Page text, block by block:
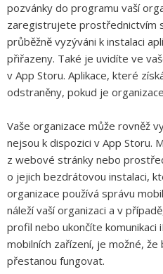
pozvánky do programu vaší
zaregistrujete prostřednictvím
průběžně vyzýváni k instalaci
přiřazeny. Také je uvidíte ve
v App Storu. Aplikace, které
odstraněny, pokud je
Vaše organizace může rovněž
nejsou k dispozici v App Storu.
z webové stránky nebo
o jejich bezdrátovou instalaci,
organizace používá správu
náleží vaší organizaci a v
profil nebo ukončíte
mobilních zařízení, je možné,
přestanou fungovat.